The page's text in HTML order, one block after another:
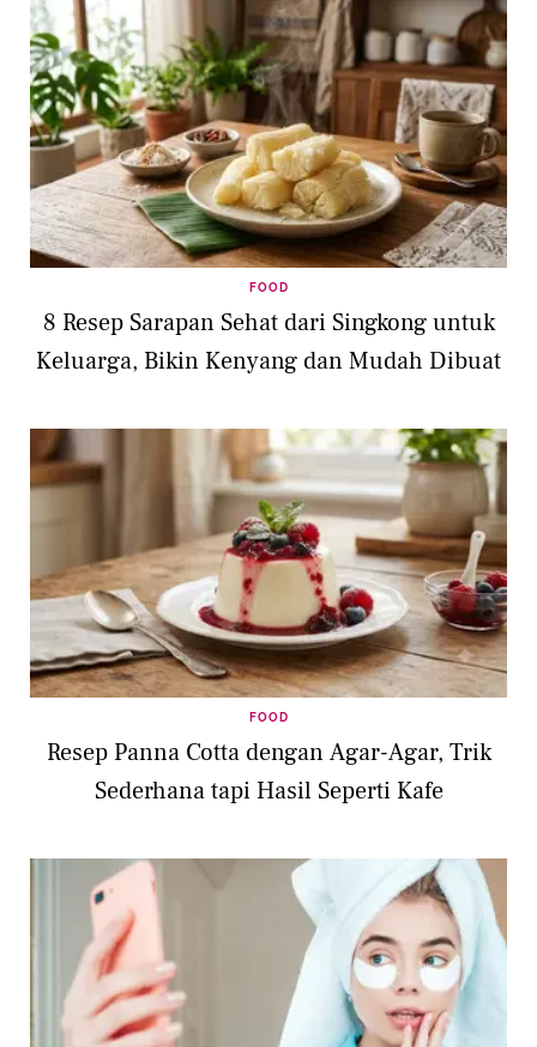
FOOD
8 Resep Sarapan Sehat dari Singkong untuk
Keluarga, Bikin Kenyang dan Mudah Dibuat
FOOD
Resep Panna Cotta dengan Agar-Agar, Trik
Sederhana tapi Hasil Seperti Kafe